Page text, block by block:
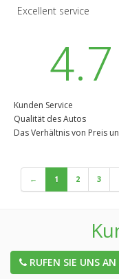
Excellent service
4.7
Kunden Service
Qualität des Autos
Das Verhältnis von Preis
← 1 2 3
RUFEN SIE UNS AN